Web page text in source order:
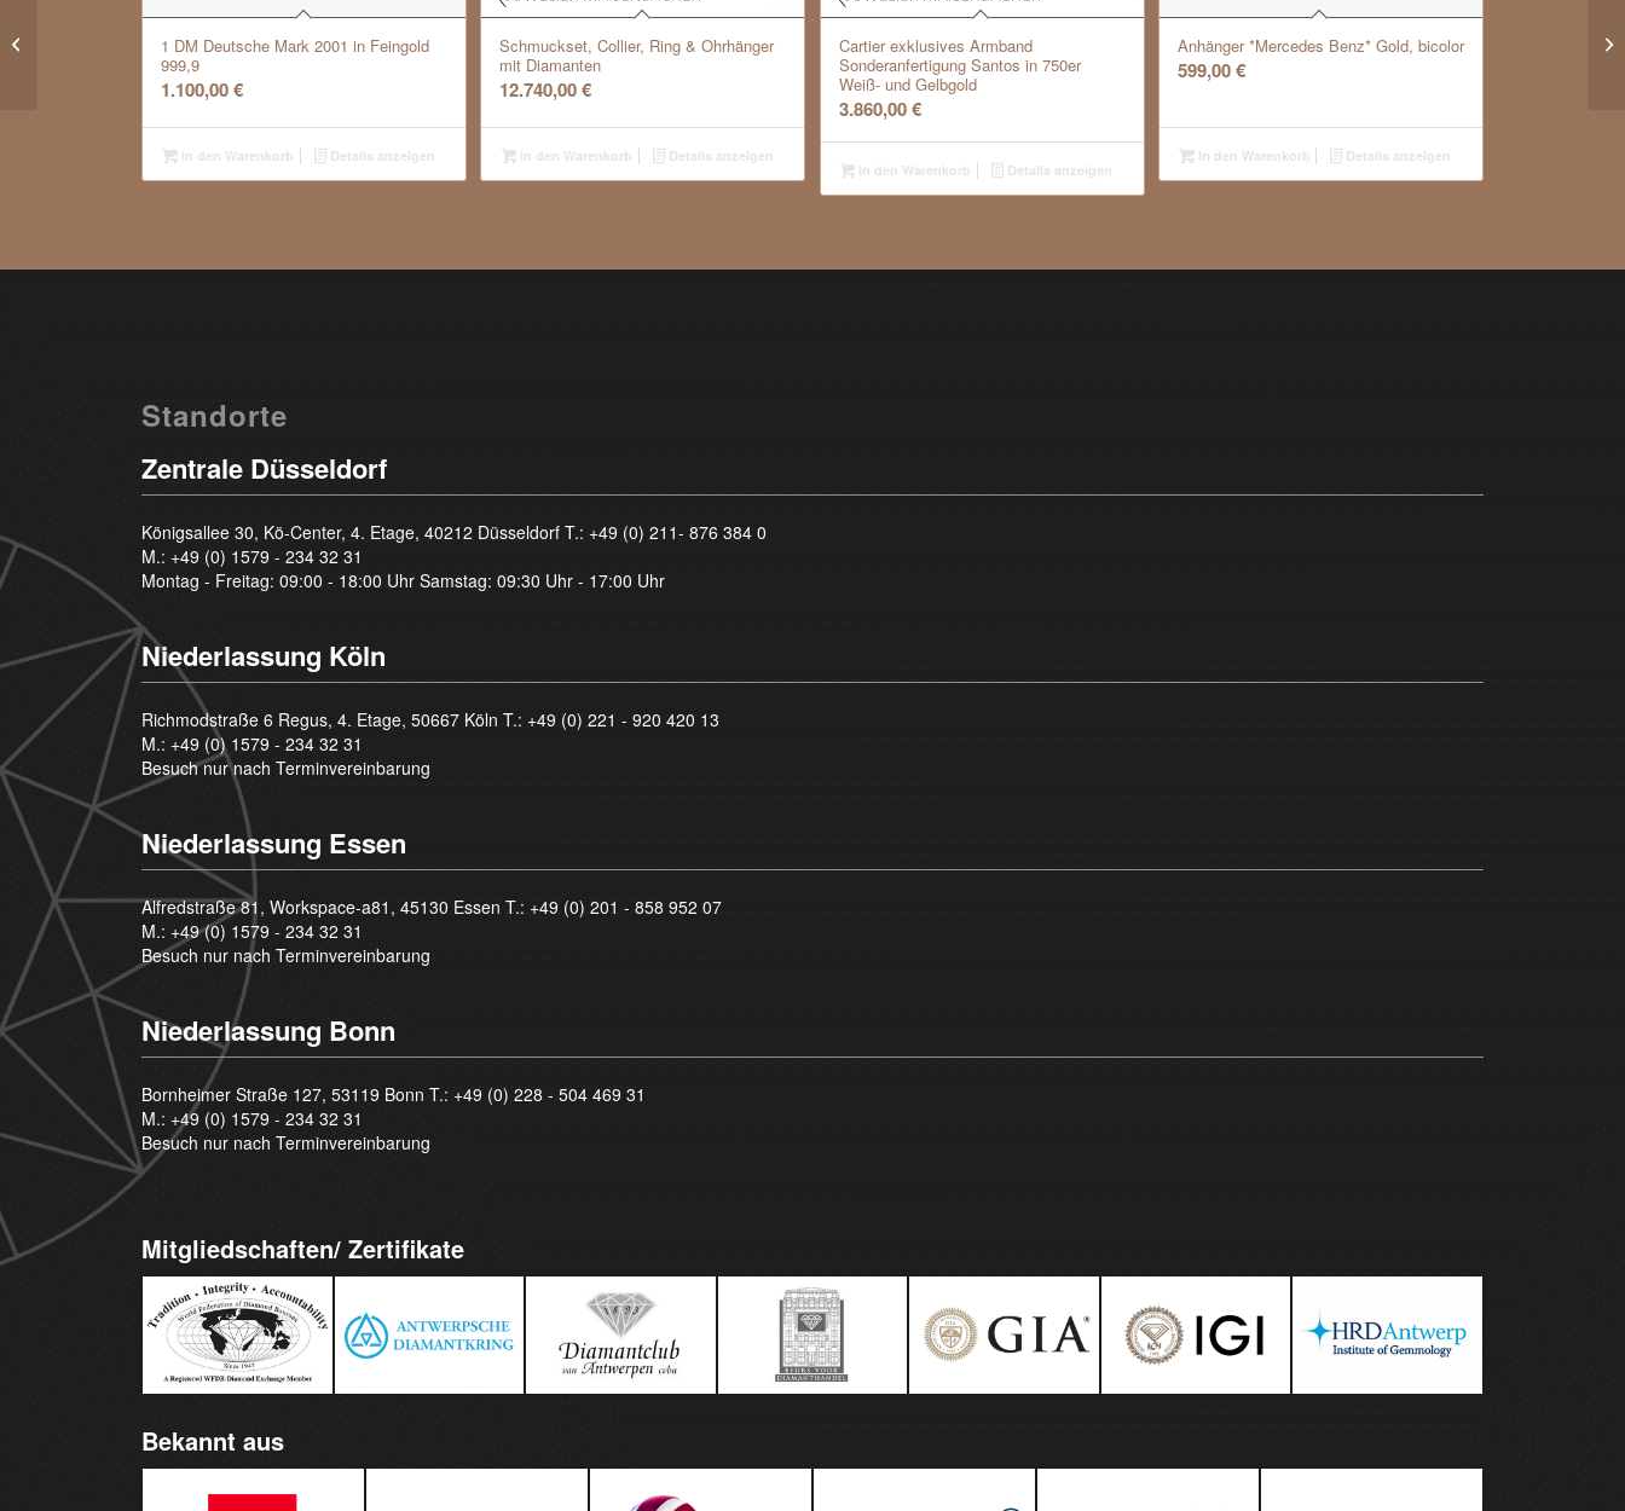
1 DM Deutsche Mark 2001 in Feingold
999,9
1.100,00€
In den Warenkorb Details anzeigen
Schmuckset, Collier, Ring & Ohrhänger
mit Diamanten
12.740,00€
In den Warenkorb Details anzeigen
Cartier exklusives Armband
Sonderanfertigung Santos in 750er
Weiß- und Gelbgold
3.860,00€
In den Warenkorb Details anzeigen
Anhänger *Mercedes Benz* Gold, bicolor
599,00€
In den Warenkorb Details anzeigen
Standorte
Zentrale Düsseldorf
Königsallee 30, Kö-Center, 4. Etage, 40212 Düsseldorf T.: +49 (0) 211- 876 384 0
M.: +49 (0) 1579 - 234 32 31
Montag - Freitag: 09:00 - 18:00 Uhr Samstag: 09:30 Uhr - 17:00 Uhr
Niederlassung Köln
Richmodstraße 6 Regus, 4. Etage, 50667 Köln T.: +49 (0) 221 - 920 420 13
M.: +49 (0) 1579 - 234 32 31
Besuch nur nach Terminvereinbarung
Niederlassung Essen
Alfredstraße 81, Workspace-a81, 45130 Essen T.: +49 (0) 201 - 858 952 07
M.: +49 (0) 1579 - 234 32 31
Besuch nur nach Terminvereinbarung
Niederlassung Bonn
Bornheimer Straße 127, 53119 Bonn T.: +49 (0) 228 - 504 469 31
M.: +49 (0) 1579 - 234 32 31
Besuch nur nach Terminvereinbarung
Mitgliedschaften/ Zertifikate
Bekannt aus
Traumhaftes 3-reihiges
Zuchtperlenarmband mit